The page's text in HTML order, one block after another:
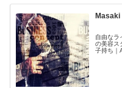
自由なラ
の美容ス
子持ち｜